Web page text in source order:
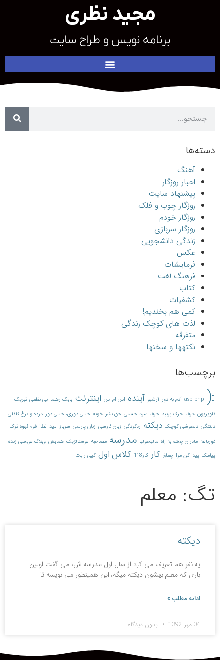
مجید نظری
برنامه نویس و طراح سایت
دسته‌ها
آهنگ
اخبار روزگار
پیشنهاد سایت
روزگار چوب و فلک
روزگار خودم
روزگار سربازی
زندگی دانشجویی
عکس
فرمایشات
فرهنگ لغت
کتاب
کشفیات
کمی هم بخندیم!
لذت های کوچک زندگی
متفرقه
نکته‎ها و سخن‎ها
برچسب‌ها
:(
asp php آدم به دور آرشیو آینده اس ام اس اینترنت بابک رهنما بی نظمی تبریک
تلویزیون حرف حرف بزنید حرف سرد حسنی حق نشر خونه خیلی دوری، خیلی دور دزده و مرغ فلفلی
دلتنگی دلخوشی کوچک دیکته ردکردگی زبان فارسی زبان پارسی سرباز عید غذا فوم قهوه ترک
قورباغه مادران چشم به راه مالیخولیا مدرسه مصاحبه نوستالژیک همایش وبلاگ نویسی زنده
پیامک پیدا کن مرا چماق کار کار118 کلاس اول کپی رایت
تگ: معلم
دیکته
یه نفر هم تعریف می کرد از سال اول مدرسه ش، می گفت اولین
باری که معلم بهشون دیکته میگه، این همینطور می نویسه تا
ادامه مطلب »
04 مهر 1392 بدون دیدگاه